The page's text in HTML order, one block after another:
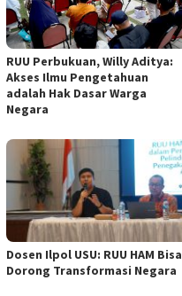
RUU Perbukuan, Willy Aditya:
Akses Ilmu Pengetahuan
adalah Hak Dasar Warga
Negara
Dosen Ilpol USU: RUU HAM Bisa
Dorong Transformasi Negara